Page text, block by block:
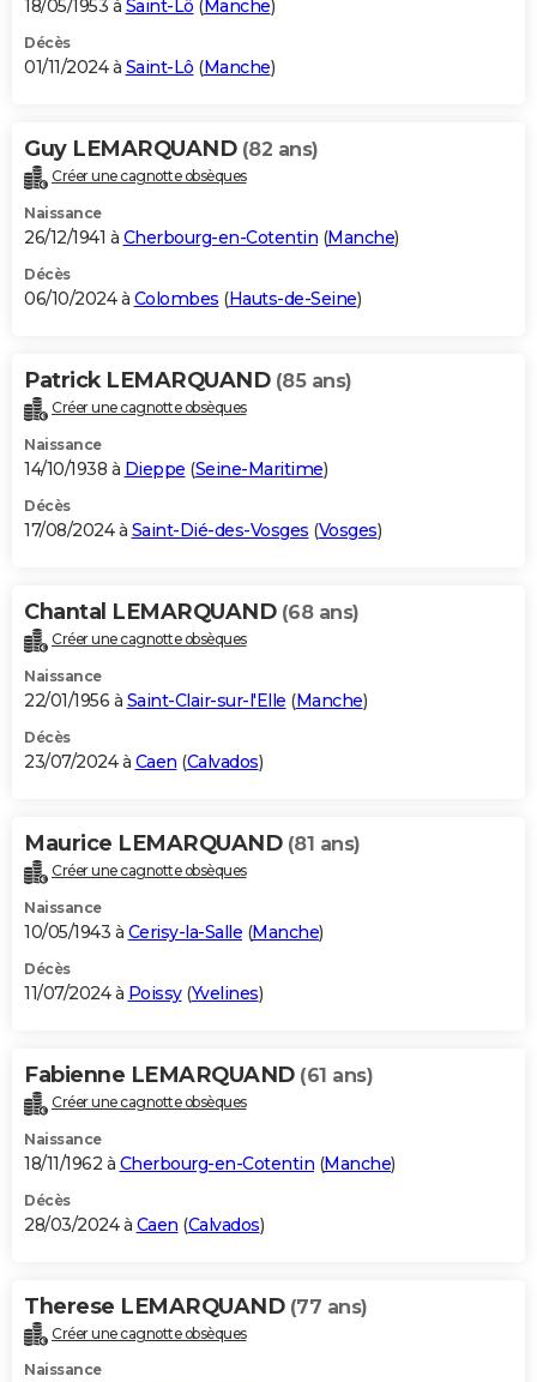
18/05/1953 à Saint-Lô ( Manche)
Décès
01/11/2024 à Saint-Lô (Manche)
Guy LEMARQUAND (82 ans)
Créer une cagnotte obsèques
Naissance
26/12/1941 à Cherbourg-en-Cotentin (Manche)
Décès
06/10/2024 à Colombes (Hauts-de-Seine)
Patrick LEMARQUAND (85 ans)
Créer une cagnotte obsèques
Naissance
14/10/1938 à Dieppe (Seine-Maritime)
Décès
17/08/2024 à Saint-Dié-des-Vosges (Vosges)
Chantal LEMARQUAND (68 ans)
Créer une cagnotte obsèques
Naissance
22/01/1956 à Saint-Clair-sur-l'Elle (Manche)
Décès
23/07/2024 à Caen (Calvados)
Maurice LEMARQUAND (81 ans)
Créer une cagnotte obsèques
Naissance
10/05/1943 à Cerisy-la-Salle (Manche)
Décès
11/07/2024 à Poissy(Yvelines)
Fabienne LEMARQUAND (61 ans)
Créer une cagnotte obsèques
Naissance
18/11/1962 à Cherbourg-en-Cotentin (Manche)
Décès
28/03/2024 à Caen (Calvados)
Therese LEMARQUAND (77 ans)
Créer une cagnotte obsèques
Naissance